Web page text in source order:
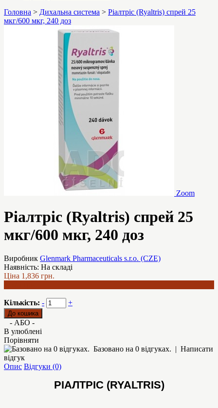
Головна > Дихальна система > Ріалтріс (Ryaltris) спрей 25
мкг/600 мкг, 240 доз
Zoom
Ріалтріс (Ryaltris) спрей 25
мкг/600 мкг, 240 доз
Виробник Glenmark Pharmaceuticals s.r.o. (CZE)
Наявність: На складі
Ціна 1,836 грн.
Кількість: - +
- АБО -
В улюблені
Порівняти
Базовано на 0 відгуках. | Написати
відгук
Опис Відгуки (0)
РІАЛТРІС (RYALTRIS)